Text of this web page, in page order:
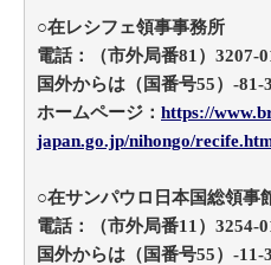
○在レシフェ領事事務所
電話：（市外局番81）3207-
国外からは（国番号55）-81-
ホームページ： https://
japan.go.jp/nihongo/
○在サンパウロ日本国総領事
電話：（市外局番11）3254-
国外からは（国番号55）-11-